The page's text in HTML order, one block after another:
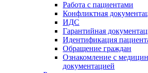
Работа с пациентами
Конфликтная
ИДС
Гарантийная
Идентификация
Обращение граждан
Ознакомление с
документацией